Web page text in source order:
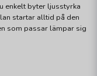
enkelt byter ljusstyrka
startar alltid på den
som passar lämpar sig